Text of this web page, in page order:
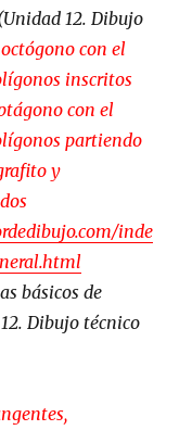
12. Dibujo
con el
inscritos
con el
partiendo
y
inde
básicos de
Dibujo técnico